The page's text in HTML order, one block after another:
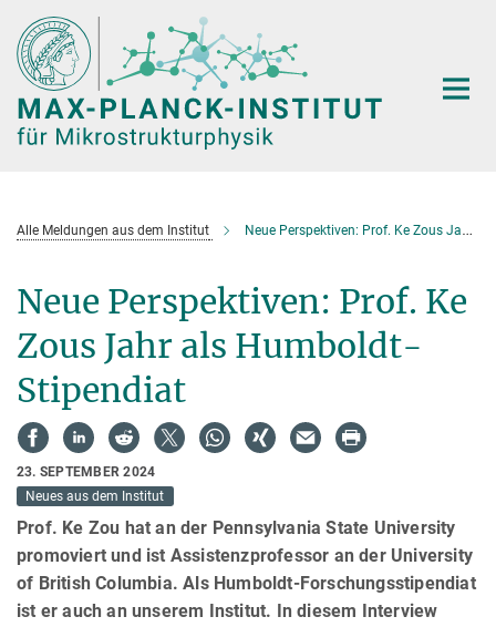
Hauptinhalt
Alle Meldungen aus dem Institut Neue Perspektiven: Prof. Ke Zous Jahr als Humboldt-Stipendiat
Neue Perspektiven: Prof. Ke
Zous Jahr als Humboldt-
Stipendiat
23. SEPTEMBER 2024
Neues aus dem Institut
Prof. Ke Zou hat an der Pennsylvania State University
promoviert und ist Assistenzprofessor an der University
of British Columbia. Als Humboldt-Forschungsstipendiat
ist er auch an unserem Institut. In diesem Interview